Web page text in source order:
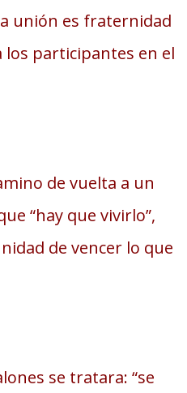
unión es fraternidad
los participantes en el
de vuelta a un
“hay que vivirlo”,
de vencer lo que
se tratara: “se